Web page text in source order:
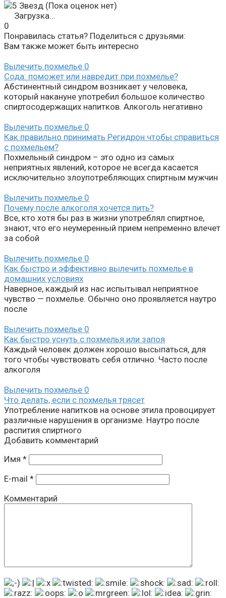
(Пока оценок нет)
Загрузка...
0
Понравилась статья? Поделиться с друзьями:
Вам также может быть интересно
Вылечить похмелье 0
Сода: поможет или навредит при похмелье?
Абстинентный синдром возникает у человека,
который накануне употребил большое количество
спиртосодержащих напитков. Алкоголь негативно
Вылечить похмелье 0
Как правильно принимать Регидрон чтобы справиться
с похмельем?
Похмельный синдром – это одно из самых
неприятных явлений, которое не всегда касается
исключительно злоупотребляющих спиртным мужчин
Вылечить похмелье 0
Почему после алкоголя хочется пить?
Все, кто хотя бы раз в жизни употреблял спиртное,
знают, что его неумеренный прием непременно влечет
за собой
Вылечить похмелье 0
Как быстро и эффективно вылечить похмелье в
домашних условиях
Наверное, каждый из нас испытывал неприятное
чувство — похмелье. Обычно оно проявляется наутро
после
Вылечить похмелье 0
Как быстро уснуть с похмелья или запоя
Каждый человек должен хорошо высыпаться, для
того чтобы чувствовать себя отлично. Часто после
алкоголя
Вылечить похмелье 0
Что делать, если с похмелья трясет
Употребление напитков на основе этила провоцирует
различные нарушения в организме. Наутро после
распития спиртного
Добавить комментарий
Имя *
E-mail *
Комментарий